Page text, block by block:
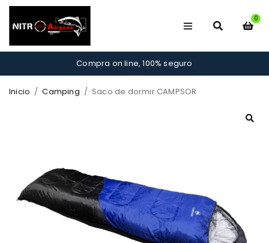
0
Compra on line, 100% seguro
Inicio / Camping / Saco de dormir CAMPSOR